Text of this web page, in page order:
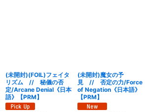
(未開封)(FOIL)フェイタ
リズム // 秘儀の否
定/Arcane Denial《日本
語》【PRM】
(未開封)魔女の予
見 // 否定の力/Force
of Negation《日本語》
【PRM】